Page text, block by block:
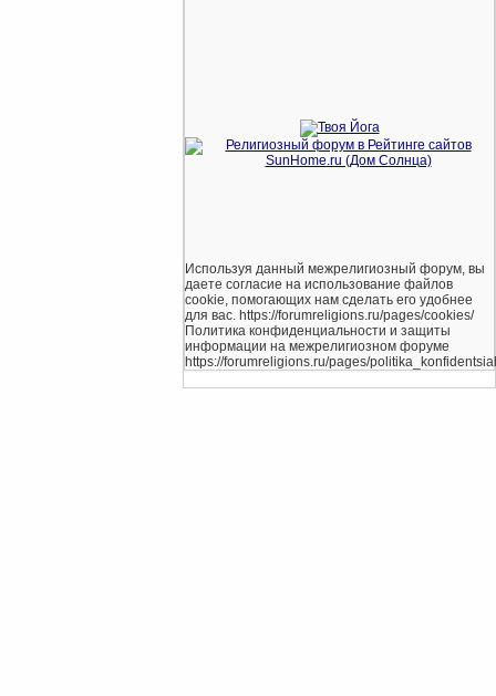
Используя данный межрелигиозный форум, вы
даете согласие на использование файлов
cookie, помогающих нам сделать его удобнее
для вас. https://forumreligions.ru/pages/cookies/
Политика конфиденциальности и защиты
информации на межрелигиозном форуме
https://forumreligions.ru/pages/